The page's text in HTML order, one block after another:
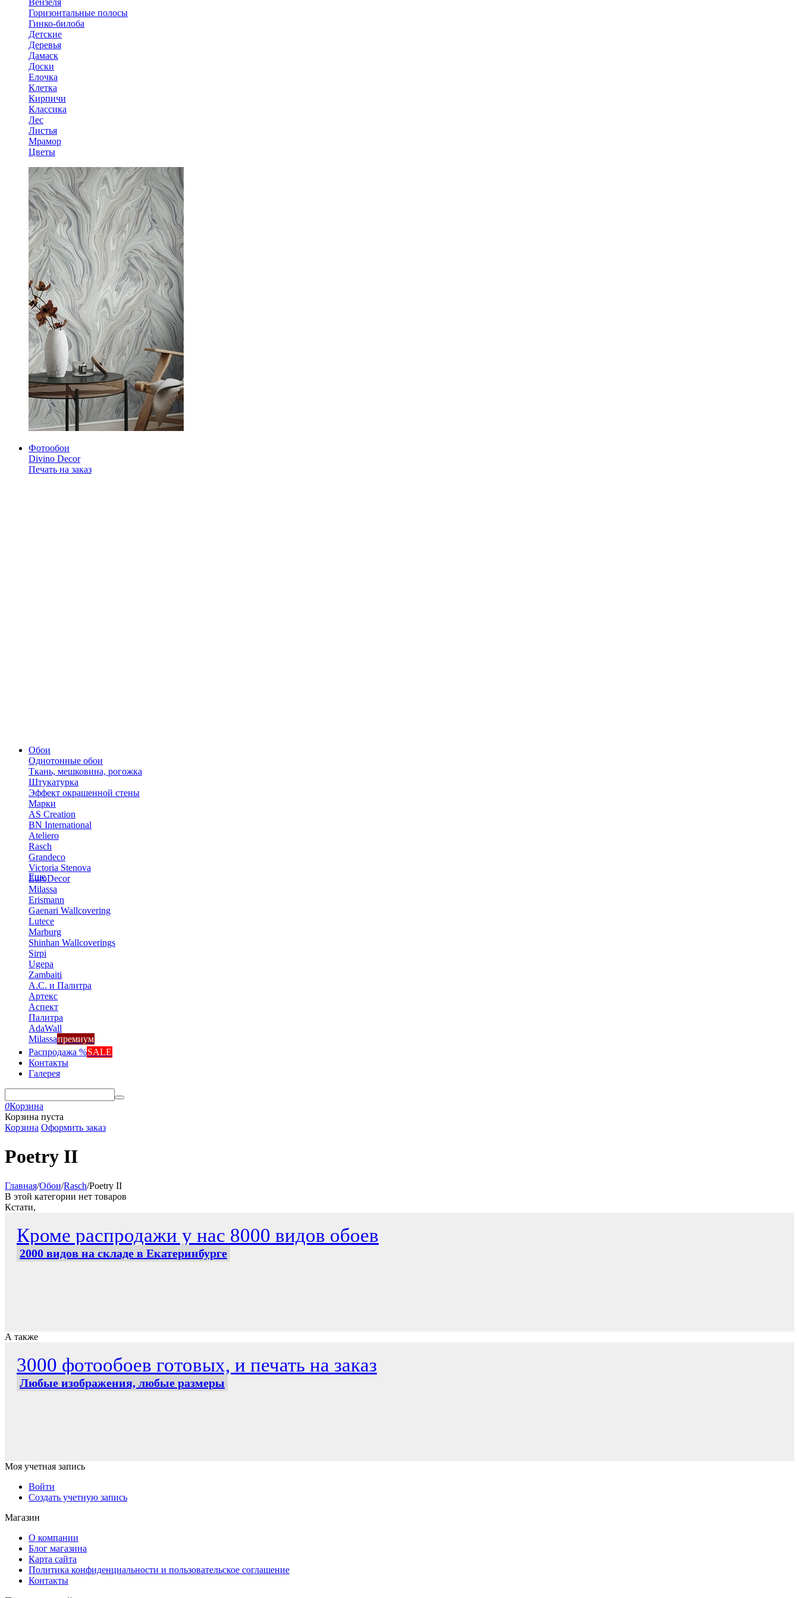
Вензеля
Горизонтальные полосы
Гинко-билоба
Детские
Деревья
Дамаск
Доски
Елочка
Клетка
Кирпичи
Классика
Лес
Листья
Мрамор
Цветы
Фотообои
Divino Decor
Печать на заказ
Обои
Однотонные обои
Ткань, мешковина, рогожка
Штукатурка
Эффект окрашенной стены
Марки
AS Creation
BN International
Ateliero
Rasch
Grandeco
Victoria Stenova
EuroDecor
Milassa
Erismann
Gaenari Wallcovering
Lutece
Marburg
Shinhan Wallcoverings
Sirpi
Ugepa
Zambaiti
А.С. и Палитра
Артекс
Аспект
Палитра
AdaWall
Milassaпремиум
Еще
Распродажа %SALE
Контакты
Галерея
0Корзина
Корзина пуста
Корзина Оформить заказ
Poetry II
Главная/Обои/Rasch/Poetry II
В этой категории нет товаров
Кстати,
Кроме распродажи у нас 8000 видов обоев
2000 видов на складе в Екатеринбурге
А также
3000 фотообоев готовых, и печать на заказ
Любые изображения, любые размеры
Моя учетная запись
Войти
Создать учетную запись
Магазин
О компании
Блог магазина
Карта сайта
Политика конфиденциальности и пользовательское соглашение
Контакты